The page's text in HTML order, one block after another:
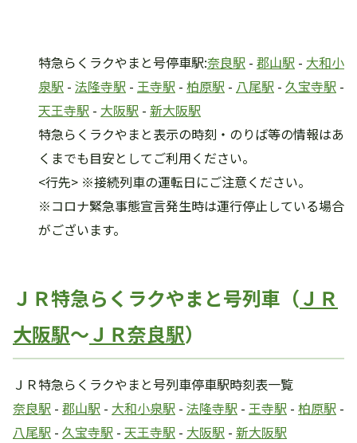
特急らくラクやまと号停車駅:奈良駅 - 郡山駅 - 大和小
泉駅 - 法隆寺駅 - 王寺駅 - 柏原駅 - 八尾駅 - 久宝寺駅 -
天王寺駅 - 大阪駅 - 新大阪駅
特急らくラクやまと表示の時刻・のりば等の情報はあ
くまでも目安としてご利用ください。
<行先> ※接続列車の運転日にご注意ください。
※コロナ緊急事態宣言発生時は運行停止している場合
がございます。
ＪＲ特急らくラクやまと号列車（ＪＲ
大阪駅～ＪＲ奈良駅）
ＪＲ特急らくラクやまと号列車停車駅時刻表一覧
奈良駅 - 郡山駅 - 大和小泉駅 - 法隆寺駅 - 王寺駅 - 柏原駅 -
八尾駅 - 久宝寺駅 - 天王寺駅 - 大阪駅 - 新大阪駅